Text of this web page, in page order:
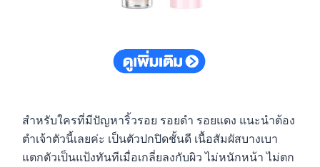
สำหรับใครที่มีปัญหาริ้วรอย รอยดำ รอยแดง แนะนำต้อง
ตำเจ้าตัวนี้เลยค่ะ เป็นตัวปกปิดชั้นดี เนื้อสัมผัสบางเบา
แตกตัวเป็นแป้งทันทีเมื่อเกลี่ยลงกับผิว ไม่หนักหน้า ไม่ตก